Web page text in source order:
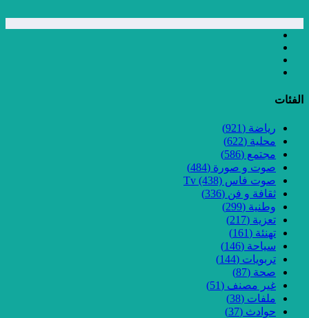
الفئات
رياضة (921)
محلية (622)
مجتمع (586)
صوت و صورة (484)
صوت فاس Tv (438)
ثقافة و فن (336)
وطنية (299)
تعزية (217)
تهنئة (161)
سياحة (146)
تربويات (144)
صحة (87)
غير مصنف (51)
ملفات (38)
حوادث (37)